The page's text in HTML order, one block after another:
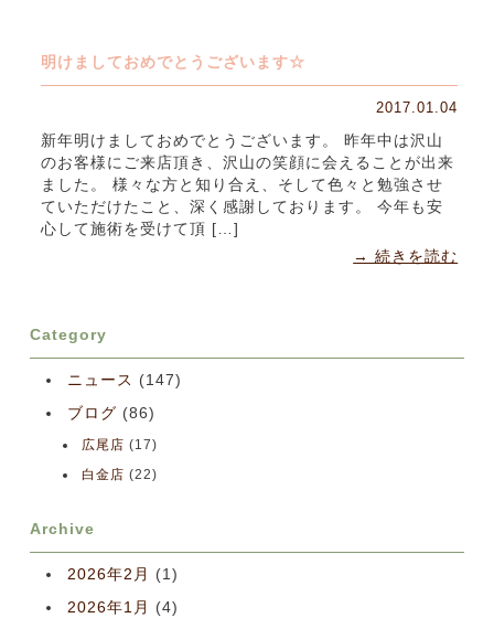
明けましておめでとうございます☆
2017.01.04
新年明けましておめでとうございます。 昨年中は沢山
のお客様にご来店頂き、沢山の笑顔に会えることが出来
ました。 様々な方と知り合え、そして色々と勉強させ
ていただけたこと、深く感謝しております。 今年も安
心して施術を受けて頂 […]
→ 続きを読む
Category
ニュース (147)
ブログ (86)
広尾店 (17)
白金店 (22)
Archive
2026年2月
(1)
2026年1月
(4)